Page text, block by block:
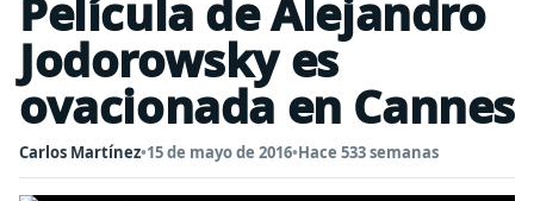
Película de Alejandro
Jodorowsky es
ovacionada en Cannes
Carlos Martínez•15 de mayo de 2016•Hace 533 semanas